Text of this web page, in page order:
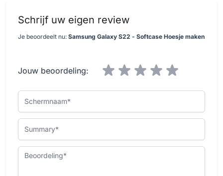
Schrijf uw eigen review
Je beoordeelt nu: Samsung Galaxy S22 - Softcase Hoesje maken
Jouw beoordeling:
Schermnaam
Summary
Beoordeling